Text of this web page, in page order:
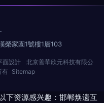
榮家園1號樓1層103
面設計
北京善華欣元科技有限公
有 Sitemap
下资源感兴趣：邯郸焕遗互